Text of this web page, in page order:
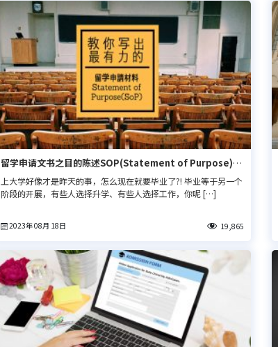
留学申请文书之目的陈述SOP(Statement of Purpose)怎
么写？
上大学好像才是昨天的事，怎么现在就要毕业了?! 毕业等于另一个
阶段的开展，有些人选择升学、有些人选择工作，你呢 […]
2023年 08月 18日 19,865